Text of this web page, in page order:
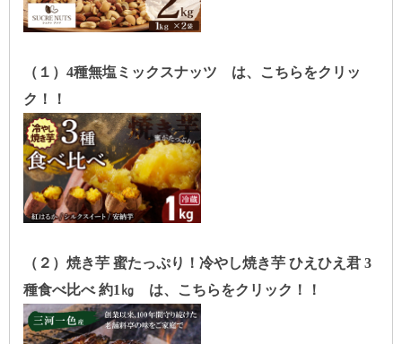
（１）4種無塩ミックスナッツ は、こちらをクリッ
ク！！
（２）焼き芋 蜜たっぷり！冷やし焼き芋 ひえひえ君 3
種食べ比べ 約1㎏ は、こちらをクリック！！